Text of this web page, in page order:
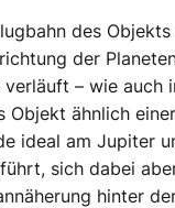
des
der
verläuft – wie auch
Objekt ähnlich
ideal am Jupiter
sich dabei
hinter